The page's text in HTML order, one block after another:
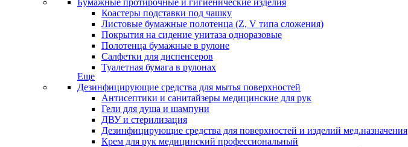
Бумажные протирочные и гигиенические изделия
Коастеры подставки под чашку
Листовые бумажные полотенца (Z, V типа сложения)
Покрытия на сидение унитаза одноразовые
Полотенца бумажные в рулоне
Салфетки для диспенсеров
Туалетная бумага в рулонах
Еще
Дезинфицирующие средства для мытья поверхностей
Антисептики и санитайзеры медицинские для рук
Гели для душа и шампуни
ДВУ и стерилизация
Дезинфицирующие средства для поверхностей и изделий мед.назначения
Крем для рук медицинский профессиональный